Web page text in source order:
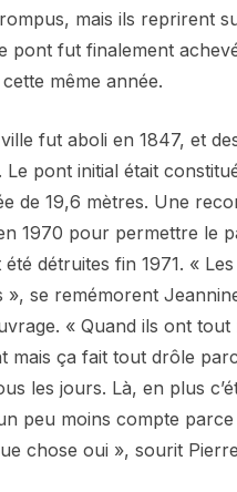
mais ils reprirent
pont fut finalement
même année.
fut aboli en 1847, et
Le pont initial était
de 19,6 mètres. Une
1970 pour permettre le
détruites fin 1971. «
se remémorent
« Quand ils ont
mais ça fait tout drôle
les jours. Là, en plus
peu moins compte
chose oui », sourit